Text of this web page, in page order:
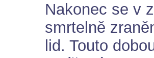
Nakonec se v
smrtelně
lid. Touto